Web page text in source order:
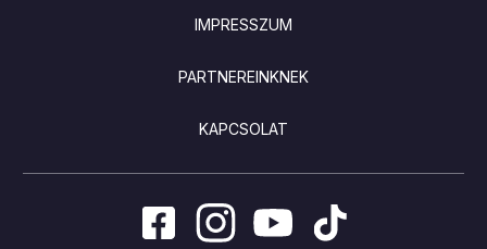
IMPRESSZUM
PARTNEREINKNEK
KAPCSOLAT